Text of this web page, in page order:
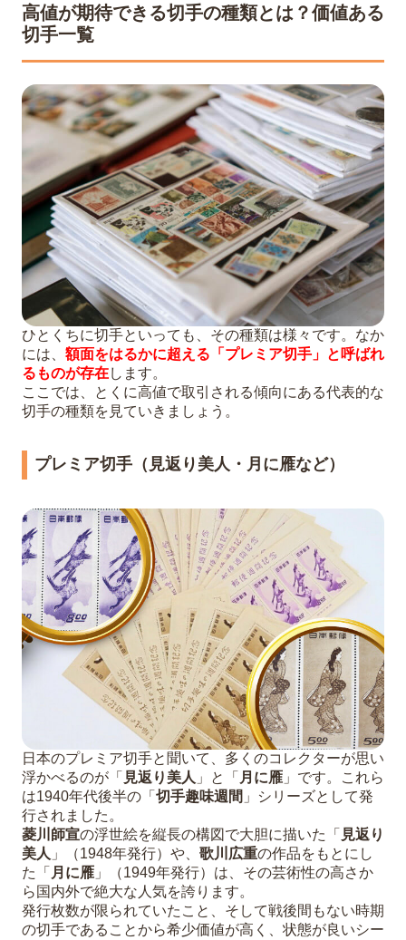
4 まとめ
高値が期待できる切手の種類とは？価値ある
切手一覧
ひとくちに切手といっても、その種類は様々です。なか
には、 額面をはるかに超える「プレミア切手」と呼ばれ
るものが存在します。
ここでは、とくに高値で取引される傾向にある代表的な
切手の種類を見ていきましょう。
プレミア切手（見返り美人・月に雁など）
日本のプレミア切手と聞いて、多くのコレクターが思い
浮かべるのが「 見返り美人 」と「 月に雁 」です。これら
は1940年代後半の「 切手趣味週間 」シリーズとして発
行されました。
菱川師宣の浮世絵を縦長の構図で大胆に描いた「 見返り
美人 」（1948年発行）や、 歌川広重の作品をもとにし
た「 月に雁 」（1949年発行）は、その芸術性の高さか
ら国内外で絶大な人気を誇ります。
発行枚数が限られていたこと、そして戦後間もない時期
の切手であることから希少価値が高く、状態が良いシー